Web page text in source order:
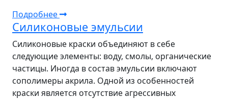
Подробнее
Силиконовые эмульсии
Силиконовые краски объединяют в себе
следующие элементы: воду, смолы, органические
частицы. Иногда в состав эмульсии включают
сополимеры акрила. Одной из особенностей
краски является отсутствие агрессивных